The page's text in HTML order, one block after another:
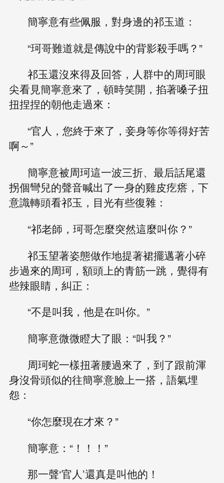
簡寧意有些佩服，對身邊的祁玉道：
“珂哥難道就是傳說中的背影殺手嗎？”
祁玉還沒來得及回答，人群中的周珂眼
尖看見簡寧意來了，頓時笑開，掐著嗓子扭
扭捏捏的朝他走過來：
“官人，您終于來了，妾身等你等得好苦
啊～”
簡寧意被周珂這一波三折、最后話尾還
拐個彎兒的聲音喊出了一身的雞皮疙瘩，下
意識轉頭看祁玉，目光有些復雜：
“祁老師，珂哥怎麼突然這麼叫你？”
祁玉望著姿態做作地提著裙擺邁著小碎
步過來的周珂，額頭上的青筋一跳，覺得有
些辣眼睛，糾正：
“不是叫我，他是在叫你。”
簡寧意微微瞪大了眼：“叫我？”
周珂蛇一樣扭著腰過來了，到了跟前渾
身沒骨頭似的往簡寧意臉上一搭，語氣埋
怨：
“你怎麼現在才來？”
簡寧意：“！！！”
那一聲‘官人’還真是叫他的！